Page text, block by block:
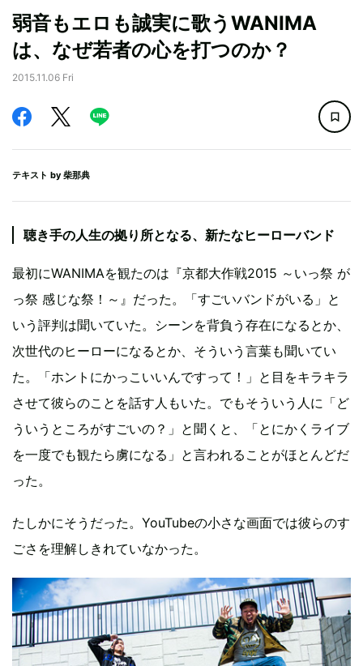
弱音もエロも誠実に歌うWANIMA
は、なぜ若者の心を打つのか？
2015.11.06 Fri
テキスト by 柴那典
聴き手の人生の拠り所となる、新たなヒーローバンド
最初にWANIMAを観たのは『京都大作戦2015 ～いっ祭 が
っ祭 感じな祭！～』だった。「すごいバンドがいる」と
いう評判は聞いていた。シーンを背負う存在になるとか、
次世代のヒーローになるとか、そういう言葉も聞いてい
た。「ホントにかっこいいんですって！」と目をキラキラ
させて彼らのことを話す人もいた。でもそういう人に「ど
ういうところがすごいの？」と聞くと、「とにかくライブ
を一度でも観たら虜になる」と言われることがほとんどだ
った。
たしかにそうだった。YouTubeの小さな画面では彼らのす
ごさを理解しきれていなかった。